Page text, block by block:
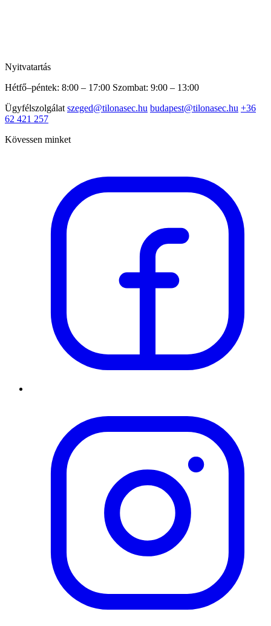
Nyitvatartás
Hétfő–péntek: 8:00 – 17:00 Szombat: 9:00 – 13:00
Ügyfélszolgálat szeged@tilonasec.hu budapest@tilonasec.hu +36
62 421 257
Kövessen minket